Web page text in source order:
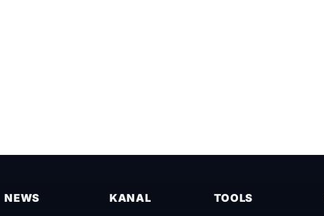
NEWS KANAL TOOLS